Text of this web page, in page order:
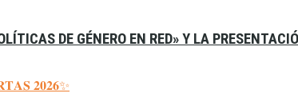
DE GÉNERO EN RED» Y LA